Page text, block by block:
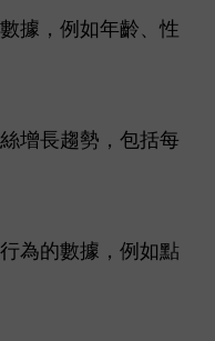
據，例如年齡、性
增長趨勢，包括每
為的數據，例如點